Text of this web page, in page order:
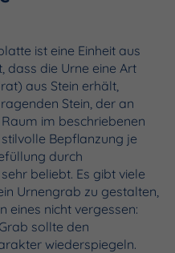
ist eine Einheit aus
dass die Urne eine Art
aus Stein erhält,
Stein, der an
im beschriebenen
Bepflanzung je
durch
beliebt. Es gibt viele
Urnengrab zu gestalten,
eines nicht vergessen:
sollte den
wiederspiegeln.